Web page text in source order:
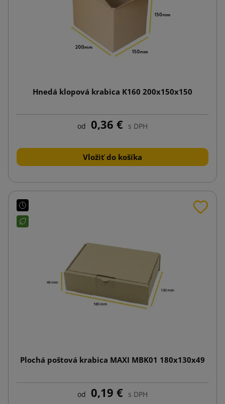
Hnedá klopová krabica K160 200x150x150
od 0,36 € s DPH
Vložiť do košíka
Plochá poštová krabica MAXI MBK01 180x130x49
od 0,19 € s DPH